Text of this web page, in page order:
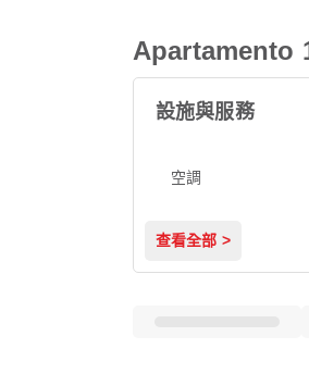
Apartamento
設施與服務
空調
查看全部 >